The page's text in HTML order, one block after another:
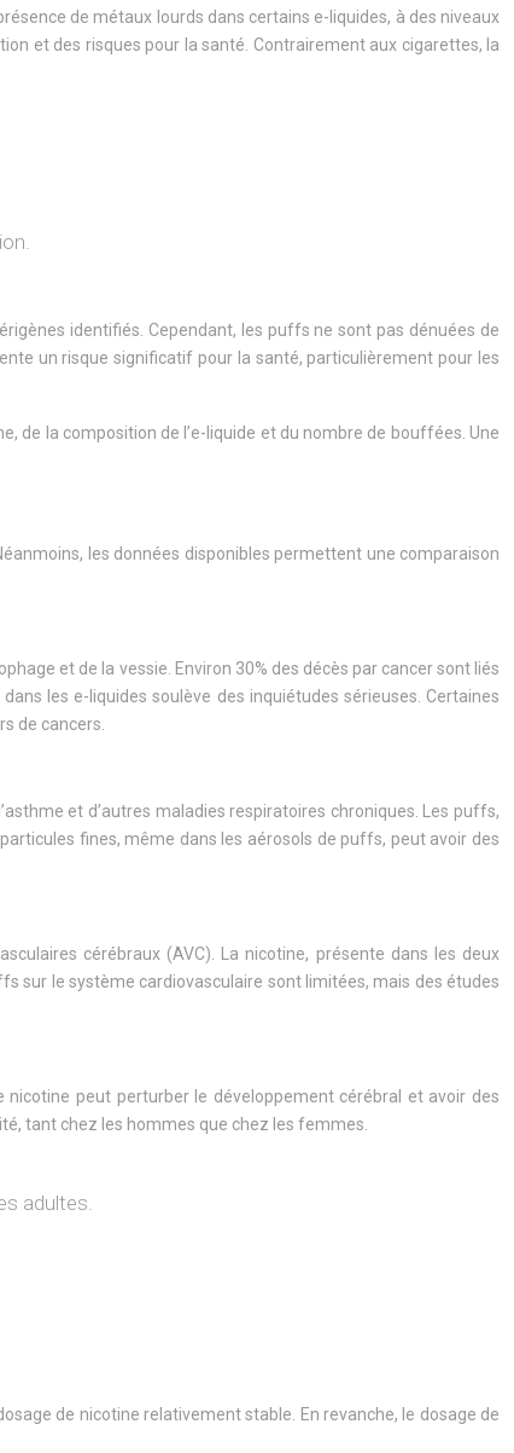
de métaux lourds dans certains e-liquides, à des niveaux
et des risques pour la santé. Contrairement aux cigarettes, la
identifiés. Cependant, les puffs ne sont pas dénuées de
un risque significatif pour la santé, particulièrement pour les
de la composition de l’e-liquide et du nombre de bouffées. Une
les données disponibles permettent une comparaison
et de la vessie. Environ 30% des décès par cancer sont liés
les e-liquides soulève des inquiétudes sérieuses. Certaines
de cancers.
et d’autres maladies respiratoires chroniques. Les puffs,
fines, même dans les aérosols de puffs, peut avoir des
cérébraux (AVC). La nicotine, présente dans les deux
sur le système cardiovasculaire sont limitées, mais des études
peut perturber le développement cérébral et avoir des
tant chez les hommes que chez les femmes.
adultes.
de nicotine relativement stable. En revanche, le dosage de